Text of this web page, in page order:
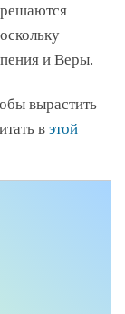
решаются
и Веры.
вырастить
в этой